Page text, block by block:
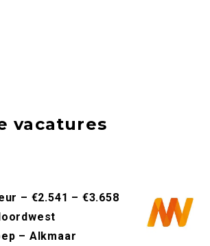
vacatures
– €2.541 – €3.658
– Alkmaar